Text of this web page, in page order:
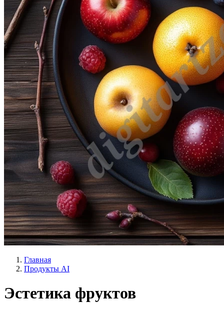
Главная
Продукты AI
Эстетика фруктов